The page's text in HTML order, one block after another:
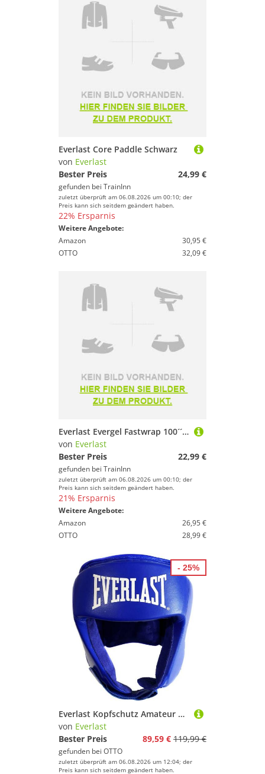
Everlast Core Paddle Schwarz
von Everlast
Bester Preis
24,99 €
gefunden bei TrainInn
zuletzt überprüft am 06.08.2026 um 00:10; der
Preis kann sich seitdem geändert haben.
22% Ersparnis
Weitere Angebote:
Amazon
30,95 €
OTTO
32,09 €
Everlast Evergel Fastwrap 100´´ Hand Wrap Schwarz M
von Everlast
Bester Preis
22,99 €
gefunden bei TrainInn
zuletzt überprüft am 06.08.2026 um 00:10; der
Preis kann sich seitdem geändert haben.
21% Ersparnis
Weitere Angebote:
Amazon
26,95 €
OTTO
28,99 €
Everlast Kopfschutz Amateur Competition Headgear
von Everlast
Bester Preis
89,59 € 119,99 €
gefunden bei OTTO
zuletzt überprüft am 06.08.2026 um 12:04; der
Preis kann sich seitdem geändert haben.
- 25%